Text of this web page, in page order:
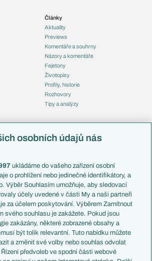
Články
Aktuality
Previews
Komentáře a souhrny
Názory a komentáře
Fejetony
Životopisy
Profily, historie
Rozhovory
Tipy a analýzy
Česko
Francie
Itálie
Německo
Španělsko
Argentina
Brazílie
Přestupy
Zápasy
Livescore
osobních údajů nás
ukládáme do vašeho zařízení osobní
o prohlížení nebo jedinečné identifikátory, a
Výběr Souhlasím umožňuje, aby sledovací
účely uvedené v části My a naši partneři
za účelem poskytování. Výběrem Zamítnout
svého souhlasu je zakážete. Pokud jsou
zakázány, některé zobrazené obsahy a
být tolik relevantní. Tuto nabídku můžete
a změnit své volby nebo souhlas odvolat
předvoleb ve spodní části webové